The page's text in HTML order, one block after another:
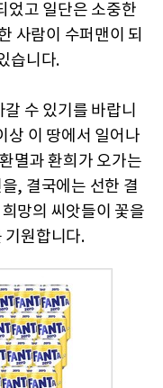
었고 일단은 소중한
사람이 수퍼맨이 되
습니다.
수 있기를 바랍니
상 이 땅에서 일어나
멸과 환희가 오가는
, 결국에는 선한 결
망의 씨앗들이 꽃을
기원합니다.